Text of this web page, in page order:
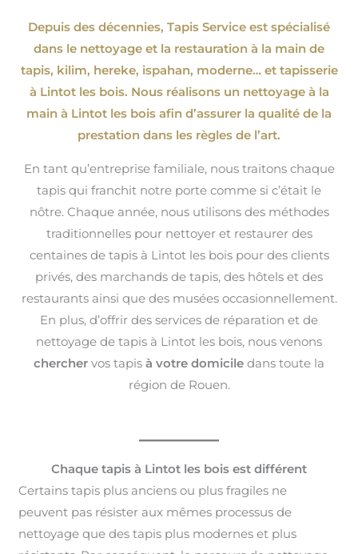
Depuis des décennies, Tapis Service est spécialisé
dans le nettoyage et la restauration à la main de
tapis, kilim, hereke, ispahan, moderne…et tapisserie
à Lintot les bois. Nous réalisons un nettoyage à la
main à Lintot les bois afin d’assurer la qualité de la
prestation dans les règles de l’art.
En tant qu’entreprise familiale, nous traitons chaque
tapis qui franchit notre porte comme si c’était le
nôtre. Chaque année, nous utilisons des méthodes
traditionnelles pour nettoyer et restaurer des
centaines de tapis à Lintot les bois pour des clients
privés, des marchands de tapis, des hôtels et des
restaurants ainsi que des musées occasionnellement.
En plus, d’offrir des services de réparation et de
nettoyage de tapis à Lintot les bois, nous venons
chercher vos tapis à votre domicile dans toute la
région de Rouen.
Chaque tapis à Lintot les bois est différent
Certains tapis plus anciens ou plus fragiles ne
peuvent pas résister aux mêmes processus de
nettoyage que des tapis plus modernes et plus